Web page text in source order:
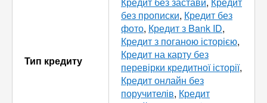
Тип кредиту
без прописки, Кредит без
фото, Кредит з Bank ID,
Кредит з поганою історією,
Кредит на карту без
перевірки кредитної історії,
Кредит онлайн без
поручителів, Кредит